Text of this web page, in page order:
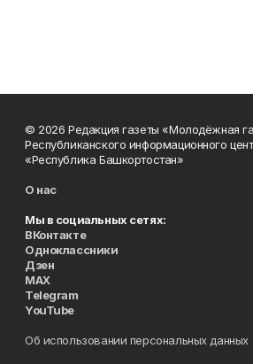
© 2026 Редакция газеты «Молодёжная
Республиканского информационного
«Республика Башкортостан»
О нас
Мы в социальных сетях:
ВКонтакте
Одноклассники
Дзен
MAX
Telegram
YouTube
Об использовании персональных данных